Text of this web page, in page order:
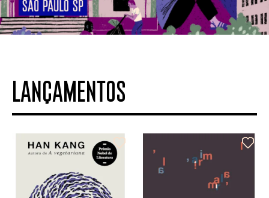
LANÇAMENTOS